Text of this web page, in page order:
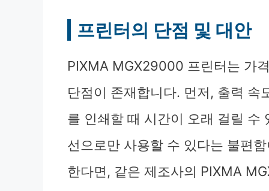
프린터의 단점 및 대안
PIXMA MGX29000 프린터는 가
단점이 존재합니다. 먼저, 출력 속
를 인쇄할 때 시간이 오래 걸릴 수
선으로만 사용할 수 있다는 불편
한다면, 같은 제조사의 PIXMA